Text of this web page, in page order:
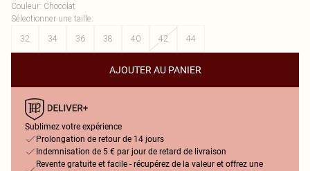
Couleur: Chocolat
Sélectionner une taille:
32
34 36 38 40 42 44
AJOUTER AU PANIER
Sublimez votre expérience
Prolongation de retour de 14 jours
Indemnisation de 5 € par jour de retard de livraison
Revente gratuite et facile - récupérez de la valeur et offrez une